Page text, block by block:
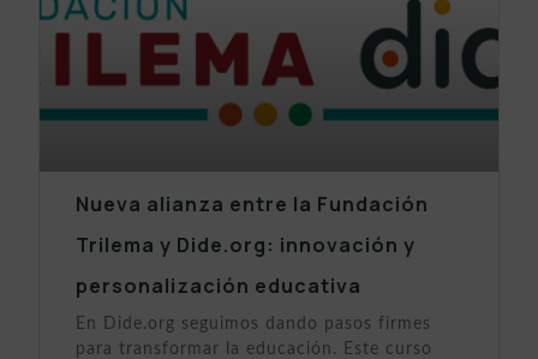
Nueva alianza entre la Fundación
Trilema y Dide.org: innovación y
personalización educativa
En Dide.org seguimos dando pasos firmes
para transformar la educación. Este curso